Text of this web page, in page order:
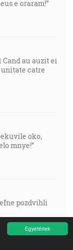
Egyetértek
e oraram!”
Cand au auzit ei
catre
oko,
mnye!”
pozdvihli